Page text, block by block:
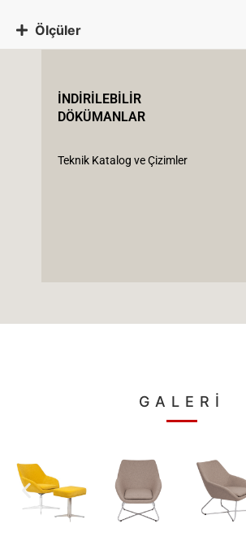
Ölçüler
İNDİRİLEBİLİR
DÖKÜMANLAR
Teknik Katalog ve Çizimler
GALERİ